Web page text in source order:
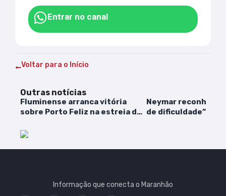
Entrar no canal
Voltar para o Início
Outras notícias
Fluminense arranca vitória
sobre Porto Feliz na estreia da
Neymar reconhece
de dificuldade” do
Informação que conecta o Maranhão